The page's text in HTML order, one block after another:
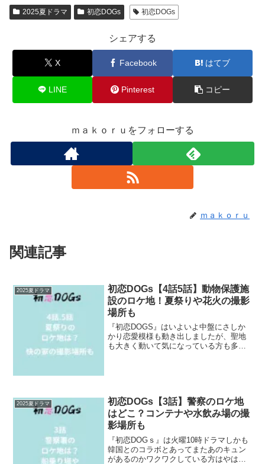
2025夏ドラマ 初恋DOGs 初恋DOGs
シェアする
X Facebook はてブ
LINE Pinterest コピー
ｍａｋｏｒｕをフォローする
ｍａｋｏｒｕ
関連記事
2025夏ドラマ
初恋DOGs【4話5話】動物保護施
設のロケ地！夏祭りや花火の撮影
場所も
『初恋DOGS』はいよいよ中盤にさしか
かり恋愛模様も動き出しましたが、聖地
も大きく動いて気になっている方も多い
2025夏ドラマ
初恋DOGs【3話】警察のロケ地
はどこ？コンテナや水飲み場の撮
影場所も
『初恋DOGｓ』は火曜10時ドラマしかも
韓国とのコラボとあってまたあのキュン
があるのかワクワクしている方はやはり